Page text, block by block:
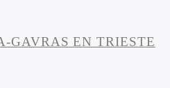
GAVRAS EN TRIESTE